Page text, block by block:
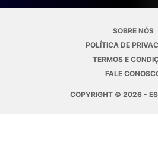
SOBRE NÓS
POLÍTICA DE
TERMOS E
FALE
COPYRIGHT © 2026 -